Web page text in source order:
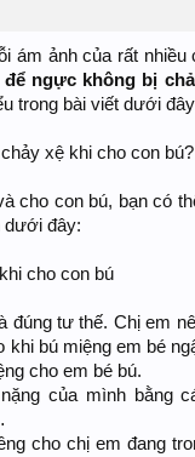
ám ảnh của rất
để ngực không bị
trong bài viết dưới
xệ khi cho con bú?
cho con bú, bạn có
dưới đây:
cho con bú
đúng tư thế. Chị em
bú miệng em bé
cho em bé bú.
của mình bằng
cho chị em đang